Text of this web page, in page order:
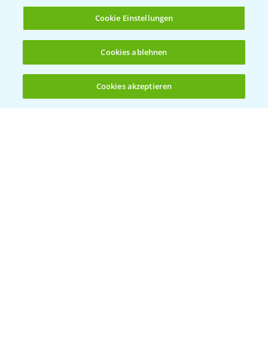
Raps Stoppelanalyse
(noch 4)
Cookie Einstellungen
Cookies ablehnen
Cookies akzeptieren